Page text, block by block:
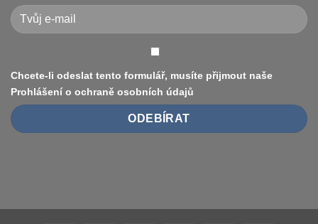
(8.5″
vs
10″,
duše
Chcete-li odeslat tento formulář, musíte přijmout naše
Prohlášení o ochraně osobních údajů